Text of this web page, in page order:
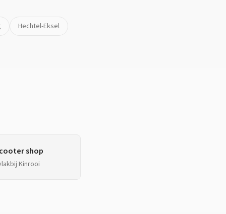
Hechtel-Eksel
shop
Kinrooi